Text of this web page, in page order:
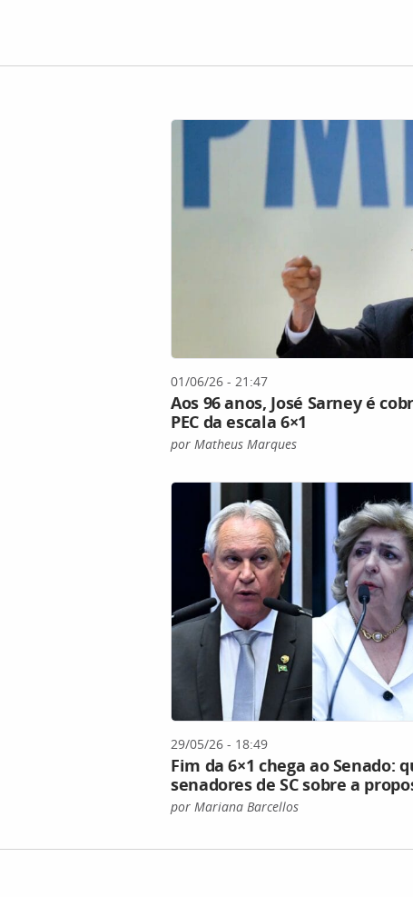
01/06/26 - 21:47
Aos 96 anos, José Sarney é
PEC da escala 6×1
por Matheus Marques
29/05/26 - 18:49
Fim da 6×1 chega ao Senado:
senadores de SC sobre a
por Mariana Barcellos